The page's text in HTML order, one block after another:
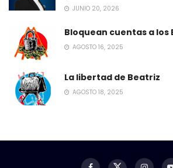
JUNIO 20, 2026
Bloquean cuentas a
AGOSTO 16, 2025
La libertad de Beatriz
AGOSTO 18, 2025